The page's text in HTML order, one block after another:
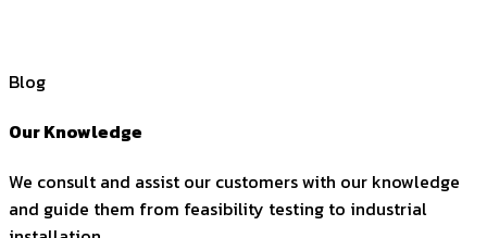
Blog
Our Knowledge
We consult and assist our customers with our knowledge
and guide them from feasibility testing to industrial